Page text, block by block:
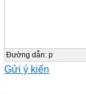
1) Cho hai
với nhau.
Đường dẫn: p
Gửi ý kiến